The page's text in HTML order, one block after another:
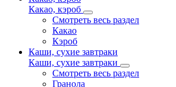
Какао, кэроб
Смотреть весь раздел
Какао
Кэроб
Каши, сухие завтраки
Каши, сухие завтраки
Смотреть весь раздел
Гранола